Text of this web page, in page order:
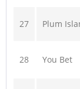
27 Plum
28 You Bet